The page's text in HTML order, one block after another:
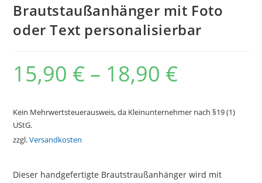
Brautstaußanhänger mit Foto
oder Text personalisierbar
15,90 € – 18,90 €
Kein Mehrwertsteuerausweis, da Kleinunternehmer nach §19 (1)
UStG.
zzgl.Versandkosten
Dieser handgefertigte Brautstraußanhänger wird mit